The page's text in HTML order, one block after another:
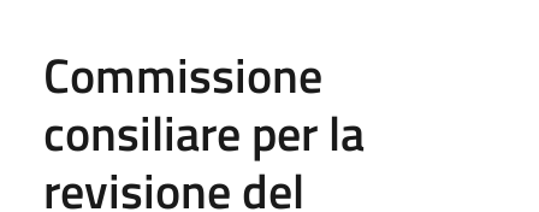
Commissione
consiliare per la
revisione del